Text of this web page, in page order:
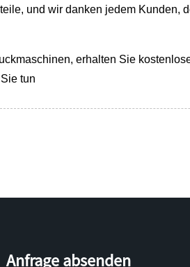
und wir danken jedem Kunden,
erhalten Sie
tun
Anfrage absenden